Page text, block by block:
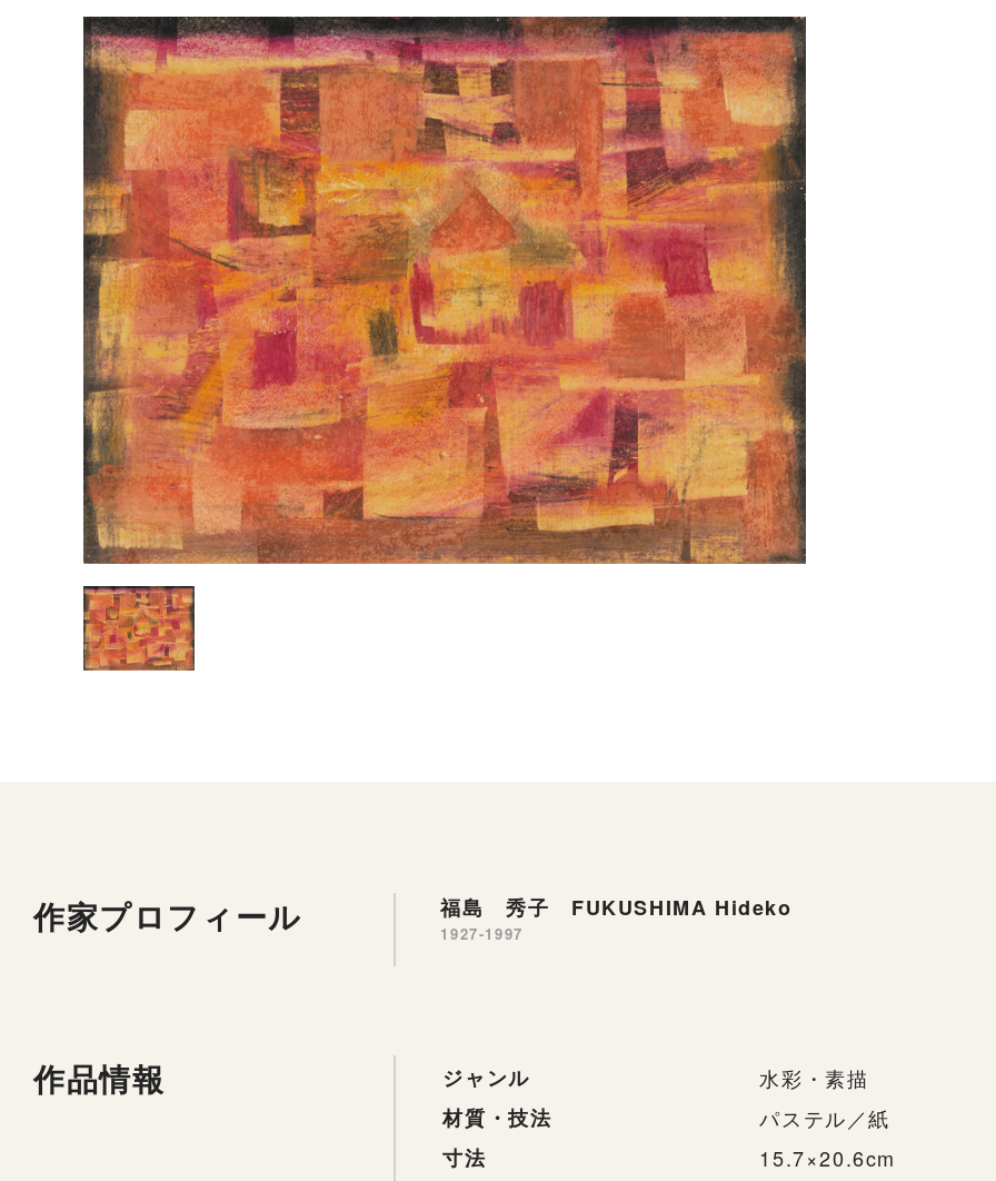
作家プロフィール 福島 秀子 FUKUSHIMA Hideko
1927-1997
作品情報 ジャンル
水彩・素描
材質・技法
パステル／紙
寸法
15.7×20.6cm